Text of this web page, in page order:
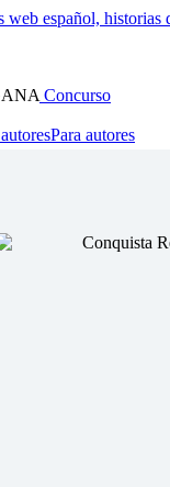
Concurso
Para autores
loboMafia Sistema